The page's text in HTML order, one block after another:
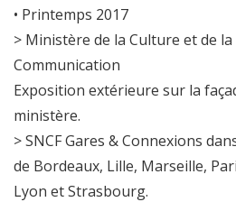
• Printemps 2017
> Ministère de la Culture et de la
Communication
Exposition extérieure sur la
ministère.
> SNCF Gares & Connexions
de Bordeaux, Lille, Marseille,
Lyon et Strasbourg.